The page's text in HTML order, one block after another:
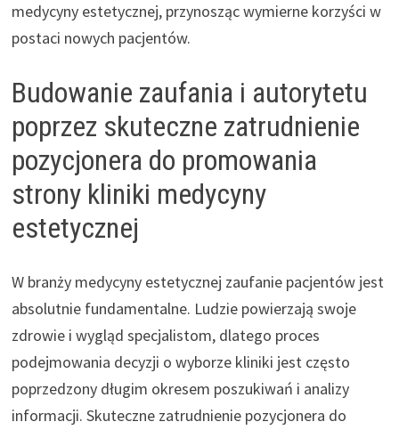
medycyny estetycznej, przynosząc wymierne korzyści w
postaci nowych pacjentów.
Budowanie zaufania i autorytetu
poprzez skuteczne zatrudnienie
pozycjonera do promowania
strony kliniki medycyny
estetycznej
W branży medycyny estetycznej zaufanie pacjentów jest
absolutnie fundamentalne. Ludzie powierzają swoje
zdrowie i wygląd specjalistom, dlatego proces
podejmowania decyzji o wyborze kliniki jest często
poprzedzony długim okresem poszukiwań i analizy
informacji. Skuteczne zatrudnienie pozycjonera do